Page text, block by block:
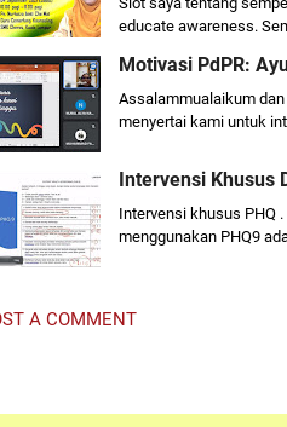
educate awareness.
Motivasi PdPR:
Assalammualaikum
menyertai kami untuk
Intervensi Khusus
Intervensi khusus PHQ
menggunakan PHQ9
A COMMENT